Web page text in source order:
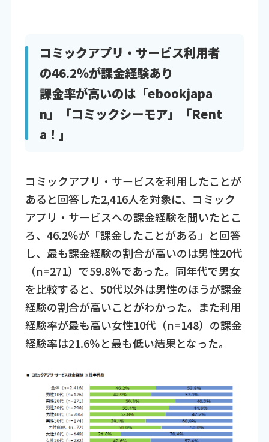
コミックアプリ・サービス利用者
の46.2％が課金経験あり
課金率が高いのは「ebookjapa
n」「コミックシーモア」「Rent
a！」
コミックアプリ・サービスを利用したことが
あると回答した2,416人を対象に、コミック
アプリ・サービスへの課金経験を聞いたとこ
ろ、46.2％が「課金したことがある」と回答
し、最も課金経験の割合が高いのは男性20代
（n=271）で59.8％であった。同年代で男女
を比較すると、50代以外は男性のほうが課金
経験の割合が高いことがわかった。また利用
経験率が最も高い女性10代（n=148）の課金
経験率は21.6％と最も低い結果となった。